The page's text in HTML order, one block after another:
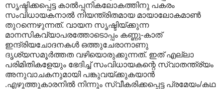
സൃഷ്ടിക്കപ്പെട്ട കാൽ‌പ്പനികലോകത്തിനു പകരം
സംവിധായകനാൽ നിയന്ത്രിതമായ മായാലോകമാൺ
തുറന്നെഴുന്നത്. വായന സൃഷ്ടിയ്ക്കുന്ന
മാനസികവ്യാപരത്തോടൊപ്പം കണ്ണു-കാത്
ഇന്ദ്രിയചോദനകൾ ഒത്തുചേരാനാണു
ദൃശ്യസമൂർത്തത വഴിയൊരുക്കുന്നത്. ഇത് എല്ലാ
പരിമിതികളേയും ഭേദിച്ച് സംവിധായകന്റെ സ്വാതന്ത്ര്യം
അനുവാചകനുമായി പങ്കുവയ്ക്കുകയാൻ
.എഴുത്തുകാരനിൽ നിന്നും സ്വീകരിക്കപ്പെട്ട പ്രമേയം/കഥ